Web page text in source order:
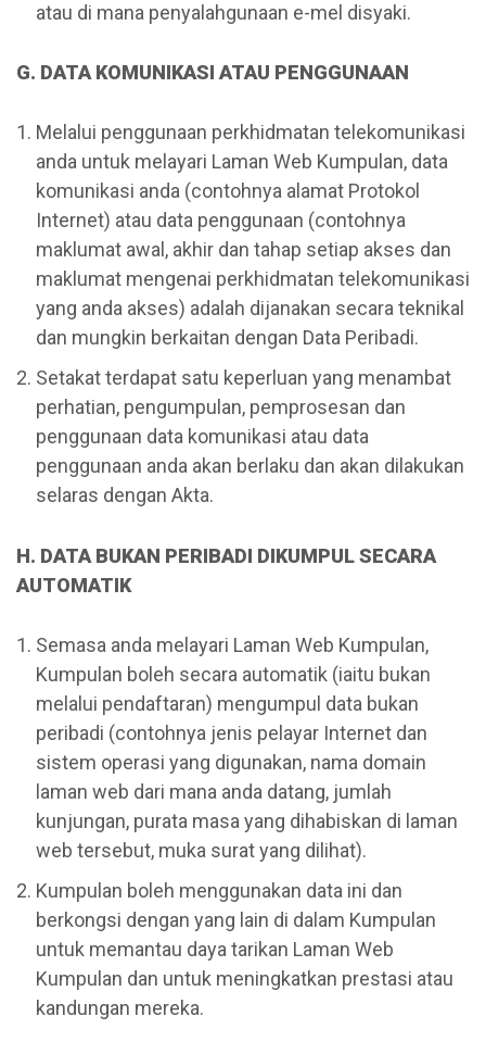
atau di mana penyalahgunaan e-mel disyaki.
G. DATA KOMUNIKASI ATAU PENGGUNAAN
Melalui penggunaan perkhidmatan telekomunikasi
anda untuk melayari Laman Web Kumpulan, data
komunikasi anda (contohnya alamat Protokol
Internet) atau data penggunaan (contohnya
maklumat awal, akhir dan tahap setiap akses dan
maklumat mengenai perkhidmatan telekomunikasi
yang anda akses) adalah dijanakan secara teknikal
dan mungkin berkaitan dengan Data Peribadi.
Setakat terdapat satu keperluan yang menambat
perhatian, pengumpulan, pemprosesan dan
penggunaan data komunikasi atau data
penggunaan anda akan berlaku dan akan dilakukan
selaras dengan Akta.
H. DATA BUKAN PERIBADI DIKUMPUL SECARA
AUTOMATIK
Semasa anda melayari Laman Web Kumpulan,
Kumpulan boleh secara automatik (iaitu bukan
melalui pendaftaran) mengumpul data bukan
peribadi (contohnya jenis pelayar Internet dan
sistem operasi yang digunakan, nama domain
laman web dari mana anda datang, jumlah
kunjungan, purata masa yang dihabiskan di laman
web tersebut, muka surat yang dilihat).
Kumpulan boleh menggunakan data ini dan
berkongsi dengan yang lain di dalam Kumpulan
untuk memantau daya tarikan Laman Web
Kumpulan dan untuk meningkatkan prestasi atau
kandungan mereka.